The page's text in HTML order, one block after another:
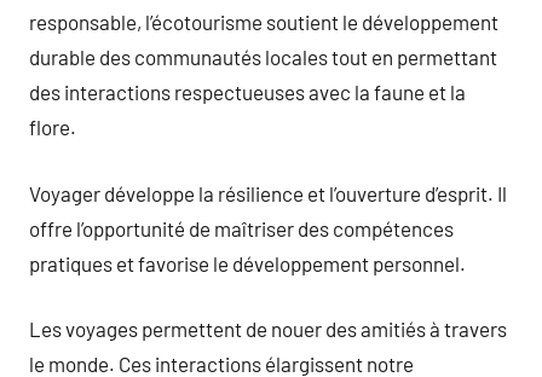
responsable, l’écotourisme soutient le développement
durable des communautés locales tout en permettant
des interactions respectueuses avec la faune et la
flore.
Voyager développe la résilience et l’ouverture d’esprit. Il
offre l’opportunité de maîtriser des compétences
pratiques et favorise le développement personnel.
Les voyages permettent de nouer des amitiés à travers
le monde. Ces interactions élargissent notre